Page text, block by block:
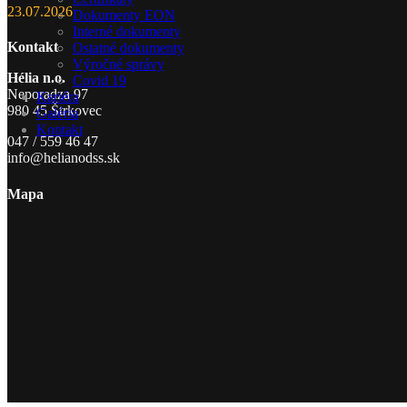
Dokumenty EON
Interné dokumenty
Ostatné dokumenty
Výročné správy
Covid 19
Kariéra
Galéria
Kontakt
23.07.2026
Kontakt
Hélia n.o.
Neporadza 97
980 45 Štrkovec
047 / 559 46 47
info@helianodss.sk
Mapa